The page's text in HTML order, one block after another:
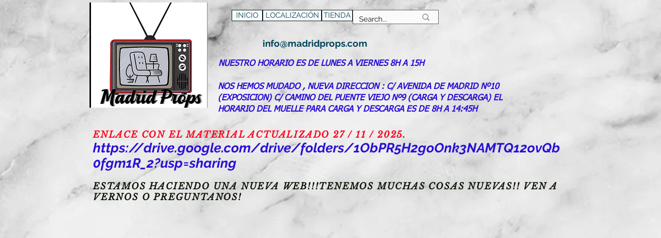
INICIO LOCALIZACIÓN TIENDA
info@madridprops.com
NUESTRO HORARIO ES DE LUNES A VIERNES 8H A 15H
NOS HEMOS MUDADO , NUEVA DIRECCION : C/ AVENIDA DE MADRID Nº10
(EXPOSICION) C/ CAMINO DEL PUENTE VIEJO Nº9 (CARGA Y DESCARGA) EL
HORARIO DEL MUELLE PARA CARGA Y DESCARGA ES DE 8H A 14:45H
ENLACE CON EL MATERIAL ACTUALIZADO 27 / 11 / 2025.
https://drive.google.com/drive/folders/1ObPR5H2goOnk3NAMTQ12ovQb
0fgm1R_2?usp=sharing
ESTAMOS HACIENDO UNA NUEVA WEB!!!TENEMOS MUCHAS COSAS NUEVAS!! VEN A
VERNOS O PREGUNTANOS!